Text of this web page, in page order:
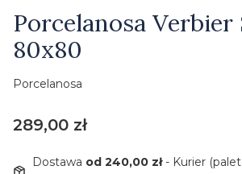
Porcelanosa Verbier
80x80
Porcelanosa
Cena
289,00 zł
Dostawa od 240,00 zł- Kurier